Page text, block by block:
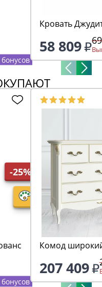
Кровать
58 809
-25%
Комод
207 409